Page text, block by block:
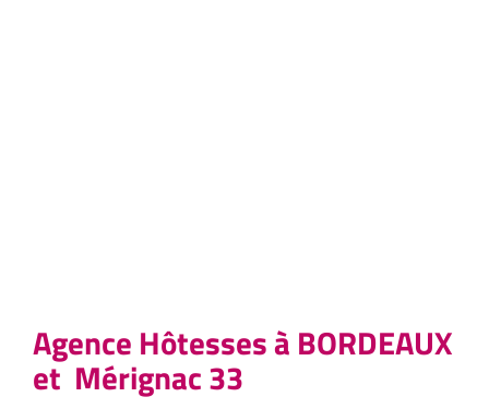
Agence Hôtesses à BORDEAUX
et Mérignac 33